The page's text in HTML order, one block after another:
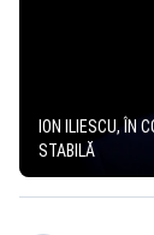
ION ILIESCU, ÎN
STABILĂ